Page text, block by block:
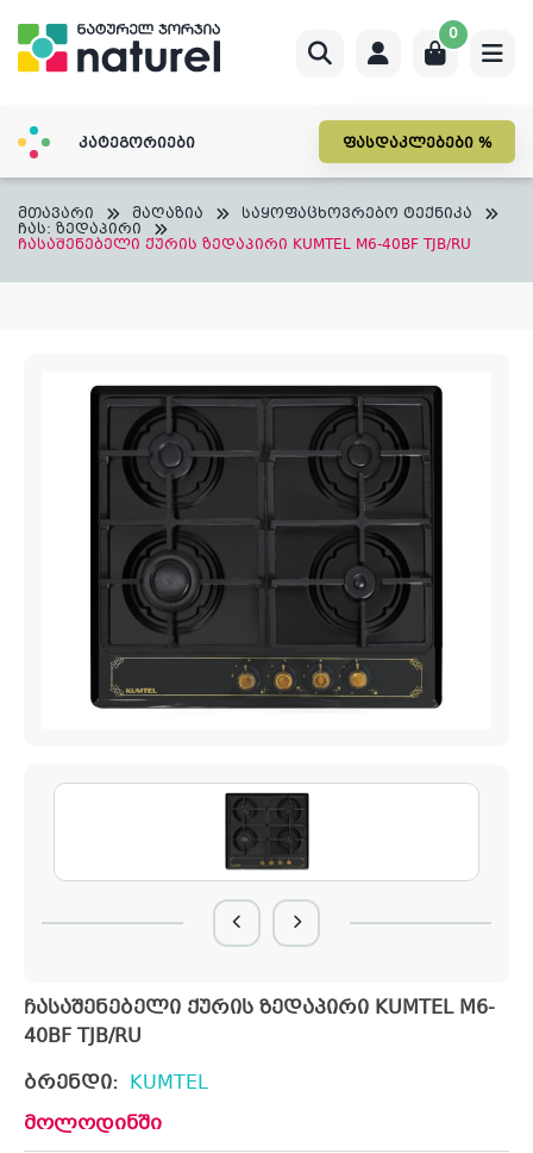
content
0
კატეგორიები ფასდაკლებები %
მთავარი მაღაზია საყოფაცხოვრებო ტექნიკა
ჩას: ზედაპირი
ჩასაშენებელი ქურის ზედაპირი KUMTEL M6-40BF TJB/RU
ჩასაშენებელი ქურის ზედაპირი KUMTEL M6-
40BF TJB/RU
ბრენდი: KUMTEL
მოლოდინში